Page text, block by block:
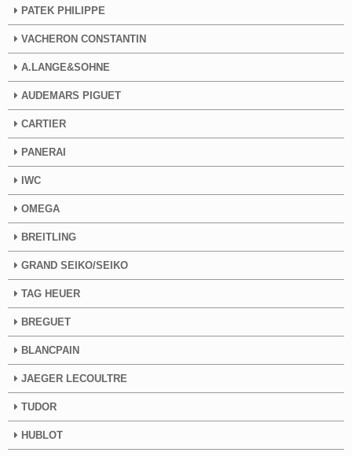
PATEK PHILIPPE
VACHERON CONSTANTIN
A.LANGE&SOHNE
AUDEMARS PIGUET
CARTIER
PANERAI
IWC
OMEGA
BREITLING
GRAND SEIKO/SEIKO
TAG HEUER
BREGUET
BLANCPAIN
JAEGER LECOULTRE
TUDOR
HUBLOT